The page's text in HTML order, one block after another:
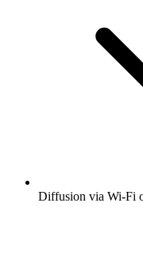
Diffusion via Wi-Fi